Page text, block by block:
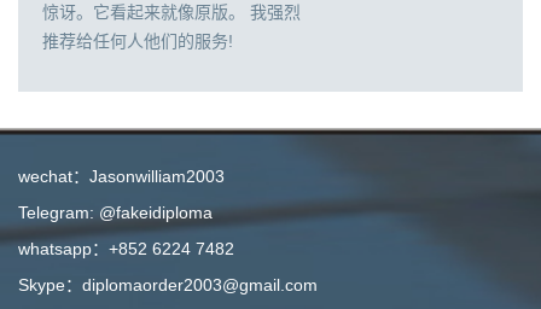
惊讶。它看起来就像原版。 我强烈
推荐给任何人他们的服务!
wechat：Jasonwilliam2003
Telegram: @fakeidiploma
whatsapp：+852 6224 7482
Skype：diplomaorder2003@gmail.com